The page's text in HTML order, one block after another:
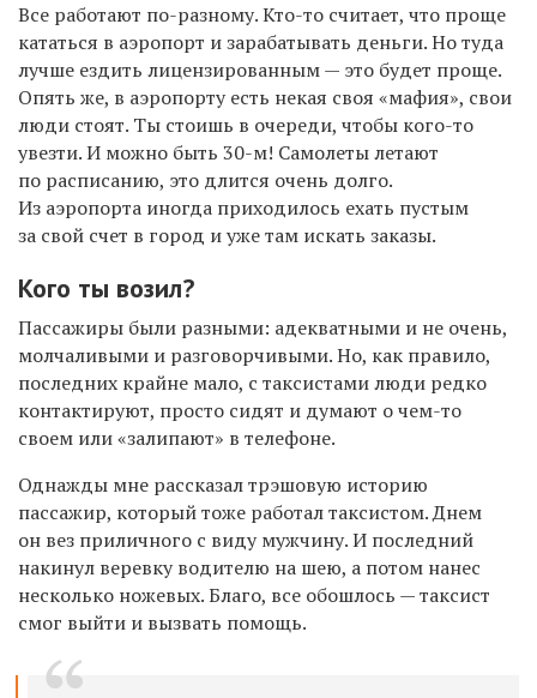
Все работают по-разному.Кто-то считает, что проще
кататься в аэропорт и зарабатывать деньги. Но туда
лучше ездить лицензированным — это будет проще.
Опять же, в аэропорту есть некая своя «мафия», свои
люди стоят. Ты стоишь в очереди, чтобы кого-то
увезти. И можно быть 30-м! Самолеты летают
по расписанию, это длится очень долго.
Из аэропорта иногда приходилось ехать пустым
за свой счет в город и уже там искать заказы.
Кого ты возил?
Пассажиры были разными: адекватными и не очень,
молчаливыми и разговорчивыми.Но, как правило,
последних крайне мало, с таксистами люди редко
контактируют, просто сидят и думают о чем-то
своем или «залипают» в телефоне.
Однажды мне рассказал трэшовую историю
пассажир, который тоже работал таксистом.Днем
он вез приличного с виду мужчину.И последний
накинул веревку водителю на шею, а потом нанес
несколько ножевых.Благо, все обошлось — таксист
смог выйти и вызвать помощь.